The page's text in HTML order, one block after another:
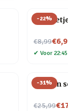
-22%
€8,99
Nu voor
✔ Voor
-31%
Houten
€25,99
Nu voor